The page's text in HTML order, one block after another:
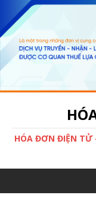
HÓA ĐƠN ĐIỆN TỬ